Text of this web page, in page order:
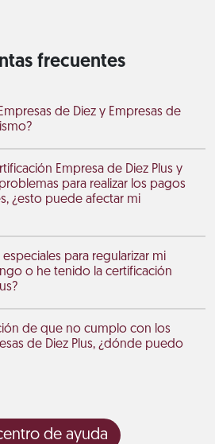
frecuentes
de Diez y Empresas de
Empresa de Diez Plus y
para realizar los pagos
¿esto puede afectar mi
para regularizar mi
o he tenido la certificación
de que no cumplo con los
de Diez Plus, ¿dónde puedo
de ayuda